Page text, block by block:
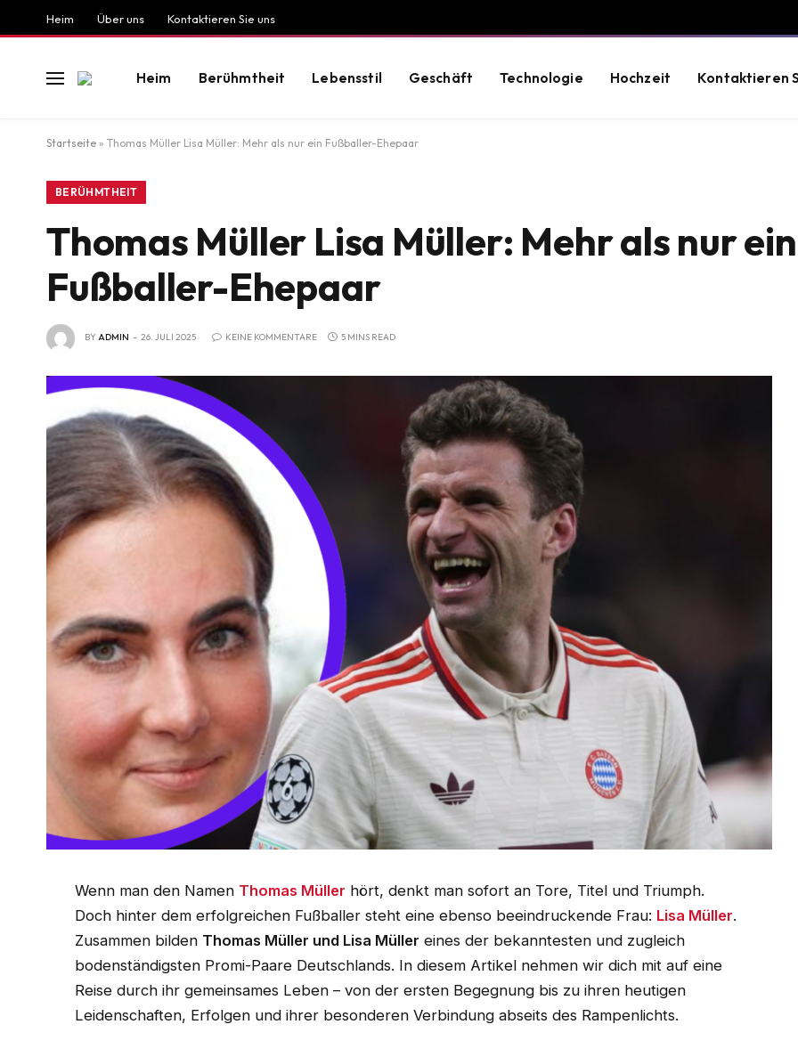
Heim Über uns Kontaktieren Sie uns
Heim Berühmtheit Lebensstil Geschäft Technologie Hochzeit Kontaktieren
Startseite » Thomas Müller Lisa Müller: Mehr als nur ein Fußballer-Ehepaar
BERÜHMTHEIT
Thomas Müller Lisa Müller: Mehr als nur ein
Fußballer-Ehepaar
BYADMIN 26. JULI 2025 KEINE KOMMENTARE 5 MINS READ
Wenn man den Namen Thomas Müller hört, denkt man sofort an Tore, Titel und Triumph.
Doch hinter dem erfolgreichen Fußballer steht eine ebenso beeindruckende Frau: Lisa Müller.
Zusammen bilden Thomas Müller und Lisa Müller eines der bekanntesten und zugleich
bodenständigsten Promi-Paare Deutschlands. In diesem Artikel nehmen wir dich mit auf eine
Reise durch ihr gemeinsames Leben – von der ersten Begegnung bis zu ihren heutigen
Leidenschaften, Erfolgen und ihrer besonderen Verbindung abseits des Rampenlichts.